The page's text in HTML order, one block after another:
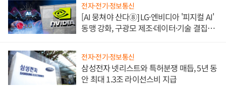
전자·전기·정보통신
[AI 뭉쳐야 산다⑧] LG·엔비디아 '피지컬 AI'
동맹 강화, 구광모 제조·데이터·기술 결집
전자·전기·정보통신
삼성전자 넷리스트와 특허분쟁 매듭, 5년 동
안 최대 1.3조 라이선스비 지급